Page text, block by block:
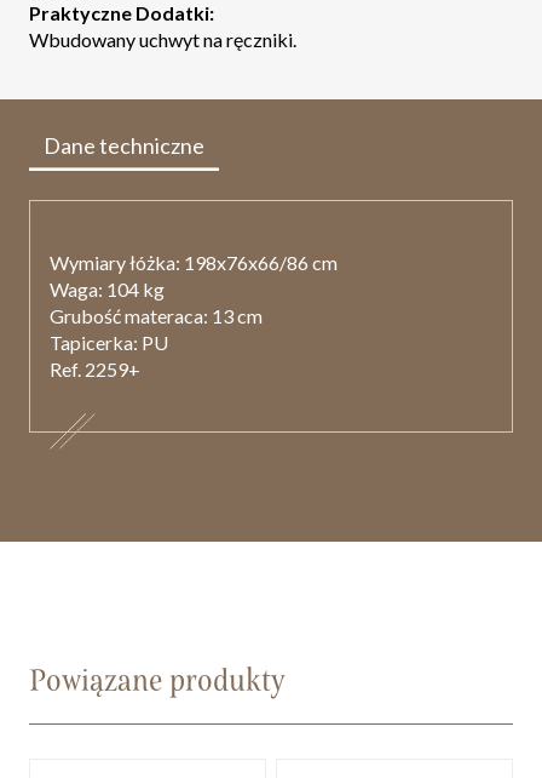
Praktyczne Dodatki:
Wbudowany uchwyt na ręczniki.
Dane techniczne
Wymiary łóżka: 198x76x66/86 cm
Waga: 104 kg
Grubość materaca: 13 cm
Tapicerka: PU
Ref. 2259+
Powiązane produkty